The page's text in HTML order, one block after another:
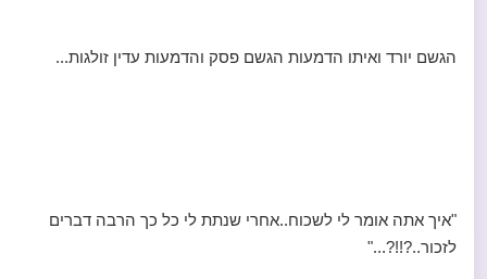
הגשם יורד ואיתו הדמעות הגשם פסק והדמעות עדין זולגות...
"איך אתה אומר לי לשכוח..אחרי שנתת לי כל כך הרבה דברים
לזכור..?!!?..."